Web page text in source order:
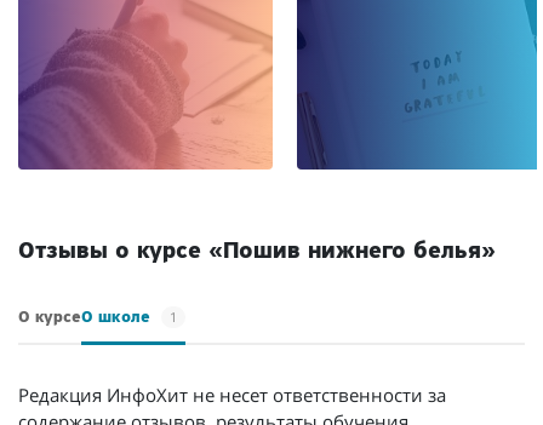
Отзывы о курсе «Пошив нижнего белья»
О курсеО школе 1
Редакция ИнфоХит не несет ответственности за